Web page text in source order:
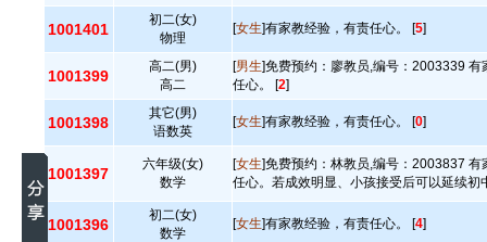
1001401
初二(女)
物理
[女生]有家教经验，有责任心。 [5]
1001399
高二(男)
高二
[男生]免费预约：廖教员,编号：2003339 有
任心。 [2]
1001398
其它(男)
语数英
[女生]有家教经验，有责任心。 [0]
1001397
六年级(女)
数学
[女生]免费预约：林教员,编号：2003837 有
任心。若成效明显、小孩接受后可以延续初
1001396
初二(女)
数学
[女生]有家教经验，有责任心。 [4]